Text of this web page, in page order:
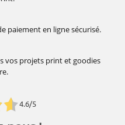
4.6/5
paiement en ligne sécurisé.
vos projets print et goodies